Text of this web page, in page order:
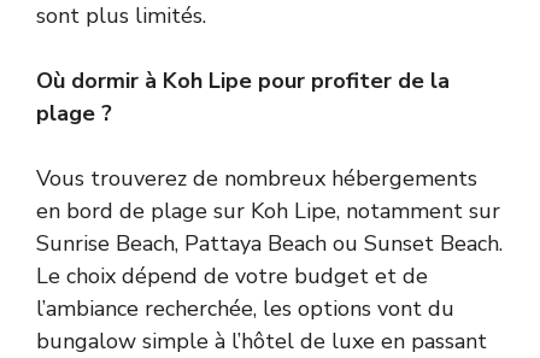
sont plus limités.
Où dormir à Koh Lipe pour profiter de la
plage ?
Vous trouverez de nombreux hébergements
en bord de plage sur Koh Lipe, notamment sur
Sunrise Beach, Pattaya Beach ou Sunset Beach.
Le choix dépend de votre budget et de
l’ambiance recherchée, les options vont du
bungalow simple à l’hôtel de luxe en passant